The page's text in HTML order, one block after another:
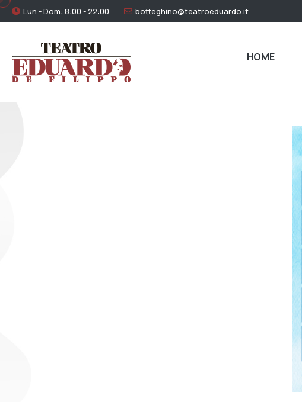
Lun - Dom: 8:00 - 22:00 botteghino@teatroeduardo.it
HOME